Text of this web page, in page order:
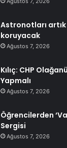
Astronotları
koruyacak
Ağustos 7, 2026
Kılıç: CHP
Yapmalı
Ağustos 7, 2026
Öğrencilerden
Sergisi
Ağustos 7, 2026